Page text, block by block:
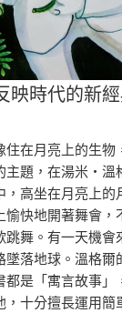
映時代的新
住在月亮上的生物
主題，在湯米・溫
，高坐在月亮上的
愉快地開著舞會，
跳舞。有一天機會
墜落地球。溫格爾
都是「寓言故事」
，十分擅長運用簡